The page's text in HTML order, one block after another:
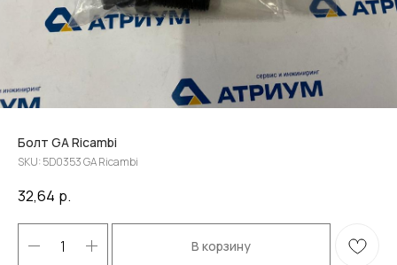
Болт GA Ricambi
SKU: 5D0353 GA Ricambi
32,64 р.
В корзину